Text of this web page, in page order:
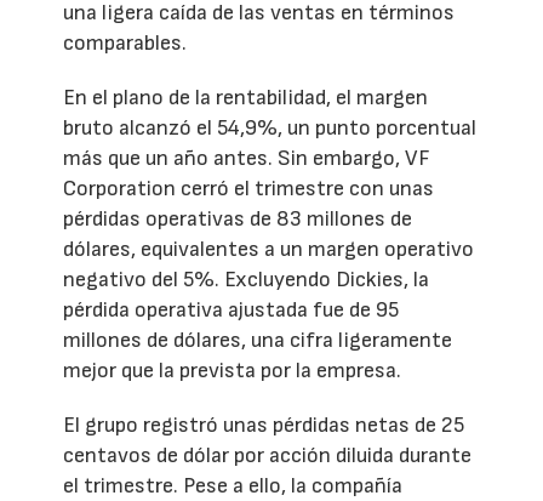
una ligera caída de las ventas en términos
comparables.
En el plano de la rentabilidad, el margen
bruto alcanzó el 54,9%, un punto porcentual
más que un año antes. Sin embargo, VF
Corporation cerró el trimestre con unas
pérdidas operativas de 83 millones de
dólares, equivalentes a un margen operativo
negativo del 5%. Excluyendo Dickies, la
pérdida operativa ajustada fue de 95
millones de dólares, una cifra ligeramente
mejor que la prevista por la empresa.
El grupo registró unas pérdidas netas de 25
centavos de dólar por acción diluida durante
el trimestre. Pese a ello, la compañía